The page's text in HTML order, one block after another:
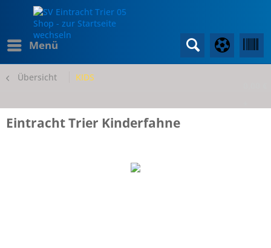
Menü
Übersicht KIDS
Eintracht Trier Kinderfahne